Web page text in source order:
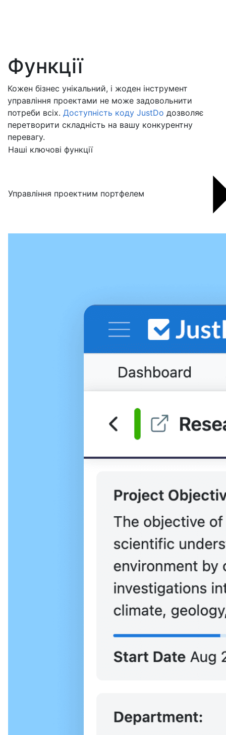
Функції
Кожен бізнес унікальний, і жоден інструмент
управління проектами не може задовольнити
потреби всіх. Доступність коду JustDo дозволяє
перетворити складність на вашу конкурентну
перевагу.
Наші ключові функції
Управління проектним портфелем